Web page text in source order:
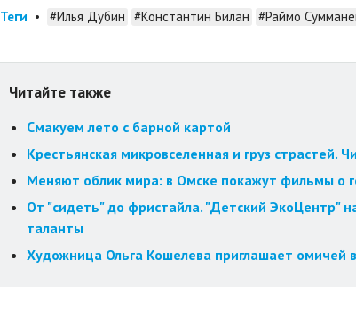
Теги • #Илья Дубин #Константин Билан #Раймо
Читайте также
Смакуем лето с барной картой
Крестьянская микровселенная и груз
Меняют облик мира: в Омске покажут фильмы о
От "сидеть" до фристайла. "Детский ЭкоЦентр"
таланты
Художница Ольга Кошелева приглашает омичей